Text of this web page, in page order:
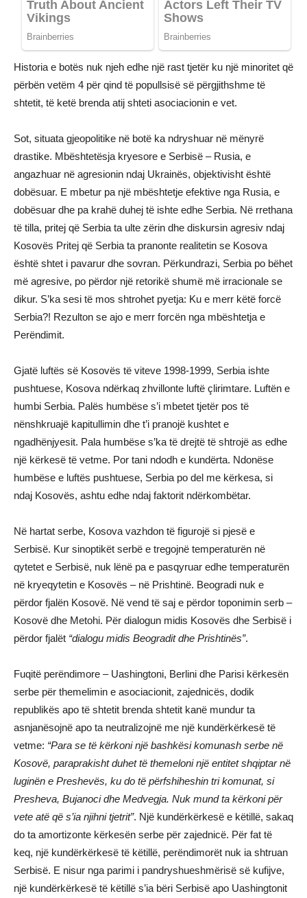
Historia e botës nuk njeh edhe një rast tjetër ku një minoritet që
përbën vetëm 4 për qind të popullsisë së përgjithshme të
shtetit, të ketë brenda atij shteti asociacionin e vet.
Sot, situata gjeopolitike në botë ka ndryshuar në mënyrë
drastike. Mbështetësja kryesore e Serbisë – Rusia, e
angazhuar në agresionin ndaj Ukrainës, objektivisht është
dobësuar. E mbetur pa një mbështetje efektive nga Rusia, e
dobësuar dhe pa krahë duhej të ishte edhe Serbia. Në rrethana
të tilla, pritej që Serbia ta ulte zërin dhe diskursin agresiv ndaj
Kosovës Pritej që Serbia ta pranonte realitetin se Kosova
është shtet i pavarur dhe sovran. Përkundrazi, Serbia po bëhet
më agresive, po përdor një retorikë shumë më irracionale se
dikur. S’ka sesi të mos shtrohet pyetja: Ku e merr këtë forcë
Serbia?! Rezulton se ajo e merr forcën nga mbështetja e
Perëndimit.
Gjatë luftës së Kosovës të viteve 1998-1999, Serbia ishte
pushtuese, Kosova ndërkaq zhvillonte luftë çlirimtare. Luftën e
humbi Serbia. Palës humbëse s’i mbetet tjetër pos të
nënshkruajë kapitullimin dhe t’i pranojë kushtet e
ngadhënjyesit. Pala humbëse s’ka të drejtë të shtrojë as edhe
një kërkesë të vetme. Por tani ndodh e kundërta. Ndonëse
humbëse e luftës pushtuese, Serbia po del me kërkesa, si
ndaj Kosovës, ashtu edhe ndaj faktorit ndërkombëtar.
Në hartat serbe, Kosova vazhdon të figurojë si pjesë e
Serbisë. Kur sinoptikët serbë e tregojnë temperaturën në
qytetet e Serbisë, nuk lënë pa e pasqyruar edhe temperaturën
në kryeqytetin e Kosovës – në Prishtinë. Beogradi nuk e
përdor fjalën Kosovë. Në vend të saj e përdor toponimin serb –
Kosovë dhe Metohi. Për dialogun midis Kosovës dhe Serbisë i
përdor fjalët “dialogu midis Beogradit dhe Prishtinës”.
Fuqitë perëndimore – Uashingtoni, Berlini dhe Parisi kërkesën
serbe për themelimin e asociacionit, zajednicës, dodik
republikës apo të shtetit brenda shtetit kanë mundur ta
asnjanësojnë apo ta neutralizojnë me një kundërkërkesë të
vetme: “Para se të kërkoni një bashkësi komunash serbe në
Kosovë, paraprakisht duhet të themeloni një entitet shqiptar në
luginën e Preshevës, ku do të përfshiheshin tri komunat, si
Presheva, Bujanoci dhe Medvegja. Nuk mund ta kërkoni për
vete atë që s’ia njihni tjetrit”. Një kundërkërkesë e këtillë, sakaq
do ta amortizonte kërkesën serbe për zajednicë. Për fat të
keq, një kundërkërkesë të këtillë, perëndimorët nuk ia shtruan
Serbisë. E nisur nga parimi i pandryshueshmërisë së kufijve,
një kundërkërkesë të këtillë s’ia bëri Serbisë apo Uashingtonit